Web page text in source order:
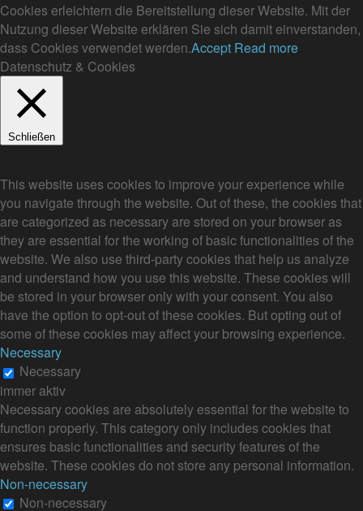
Cookies erleichtern die Bereitstellung dieser Website. Mit der
Nutzung dieser Website erklären Sie sich damit einverstanden,
dass Cookies verwendet werden.Accept Read more
Datenschutz & Cookies
Schließen
This website uses cookies to improve your experience while
you navigate through the website. Out of these, the cookies that
are categorized as necessary are stored on your browser as
they are essential for the working of basic functionalities of the
website. We also use third-party cookies that help us analyze
and understand how you use this website. These cookies will
be stored in your browser only with your consent. You also
have the option to opt-out of these cookies. But opting out of
some of these cookies may affect your browsing experience.
Necessary
Necessary
immer aktiv
Necessary cookies are absolutely essential for the website to
function properly. This category only includes cookies that
ensures basic functionalities and security features of the
website. These cookies do not store any personal information.
Non-necessary
Non-necessary